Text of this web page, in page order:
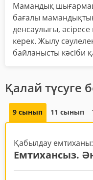
Мамандық
бағалы
денсаулығы,
керек. Жылу
байланысты кәсіби
Қалай түсуге
9 сынып 11 сынып
Қабылдау емтиханы:
Емтихансыз.